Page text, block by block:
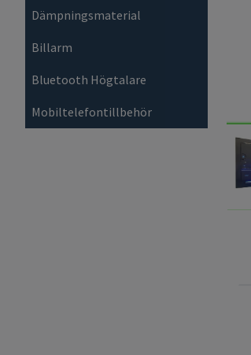
Dämpningsmaterial
Billarm
Bluetooth Högtalare
Mobiltelefontillbehör